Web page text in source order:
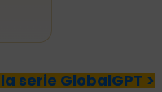
serie GlobalGPT >